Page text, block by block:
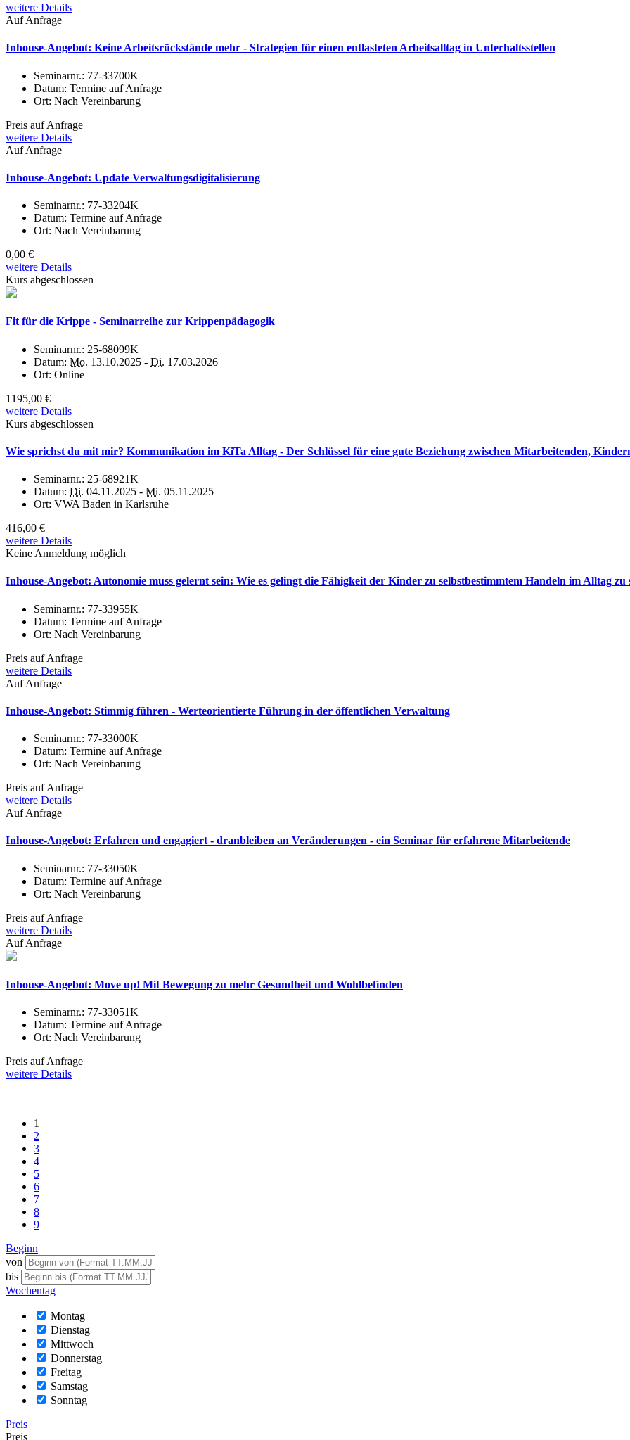
weitere Details
Auf Anfrage
Inhouse-Angebot: Keine Arbeitsrückstände mehr - Strategien für einen entlasteten Arbeitsalltag in Unterhaltsstellen
Seminarnr.: 77-33700K
Datum: Termine auf Anfrage
Ort: Nach Vereinbarung
Preis auf Anfrage
weitere Details
Auf Anfrage
Inhouse-Angebot: Update Verwaltungsdigitalisierung
Seminarnr.: 77-33204K
Datum: Termine auf Anfrage
Ort: Nach Vereinbarung
0,00 €
weitere Details
Kurs abgeschlossen
Fit für die Krippe - Seminarreihe zur Krippenpädagogik
Seminarnr.: 25-68099K
Datum: Mo. 13.10.2025 - Di. 17.03.2026
Ort: Online
1195,00 €
weitere Details
Kurs abgeschlossen
Wie sprichst du mit mir? Kommunikation im KiTa Alltag - Der Schlüssel für eine gute Beziehung zwischen Mitarbeitenden,
Seminarnr.: 25-68921K
Datum: Di. 04.11.2025 - Mi. 05.11.2025
Ort: VWA Baden in Karlsruhe
416,00 €
weitere Details
Keine Anmeldung möglich
Inhouse-Angebot: Autonomie muss gelernt sein: Wie es gelingt die Fähigkeit der Kinder zu selbstbestimmtem Handeln im Alltag zu
Seminarnr.: 77-33955K
Datum: Termine auf Anfrage
Ort: Nach Vereinbarung
Preis auf Anfrage
weitere Details
Auf Anfrage
Inhouse-Angebot: Stimmig führen - Werteorientierte Führung in der öffentlichen Verwaltung
Seminarnr.: 77-33000K
Datum: Termine auf Anfrage
Ort: Nach Vereinbarung
Preis auf Anfrage
weitere Details
Auf Anfrage
Inhouse-Angebot: Erfahren und engagiert - dranbleiben an Veränderungen - ein Seminar für erfahrene Mitarbeitende
Seminarnr.: 77-33050K
Datum: Termine auf Anfrage
Ort: Nach Vereinbarung
Preis auf Anfrage
weitere Details
Auf Anfrage
Inhouse-Angebot: Move up! Mit Bewegung zu mehr Gesundheit und Wohlbefinden
Seminarnr.: 77-33051K
Datum: Termine auf Anfrage
Ort: Nach Vereinbarung
Preis auf Anfrage
weitere Details
1
2
3
4
5
6
7
8
9
Beginn
von
bis
Wochentag
Montag
Dienstag
Mittwoch
Donnerstag
Freitag
Samstag
Sonntag
Preis
Preis